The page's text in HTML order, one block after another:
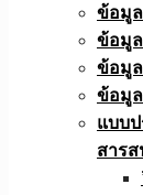
ข้อมูล
ข้อมู
ข้อมู
ข้อมู
แบบ
สารส